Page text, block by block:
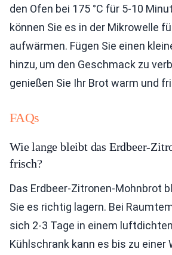
den Ofen bei 175 °C für 5-10
können Sie es in der Mikrowelle
aufwärmen. Fügen Sie einen
hinzu, um den Geschmack zu
genießen Sie Ihr Brot warm und
FAQs
Wie lange bleibt das Erdbeer-
frisch?
Das Erdbeer-Zitronen-Mohnbrot
Sie es richtig lagern. Bei
sich 2-3 Tage in einem
Kühlschrank kann es bis zu einer